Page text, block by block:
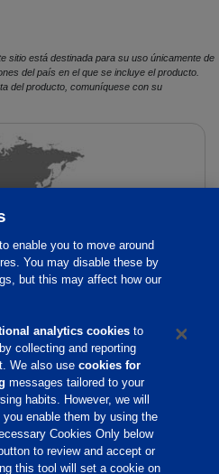
sitio está destinada para su uso únicamente de
del país en el que se incluye el producto.
del producto, comuníquese con su
de Quevedo # 117
Col. Arcos Vallarta
JA 44130 Mexico
38180529
to enable you to move around
You may disable these by
but this may affect how our
analytics cookies to
collecting and reporting
We also usecookies for
messages tailored to your
habits. However, we will
enable them by using the
Cookies Only below
to review and accept or
this tool will set a cookie on